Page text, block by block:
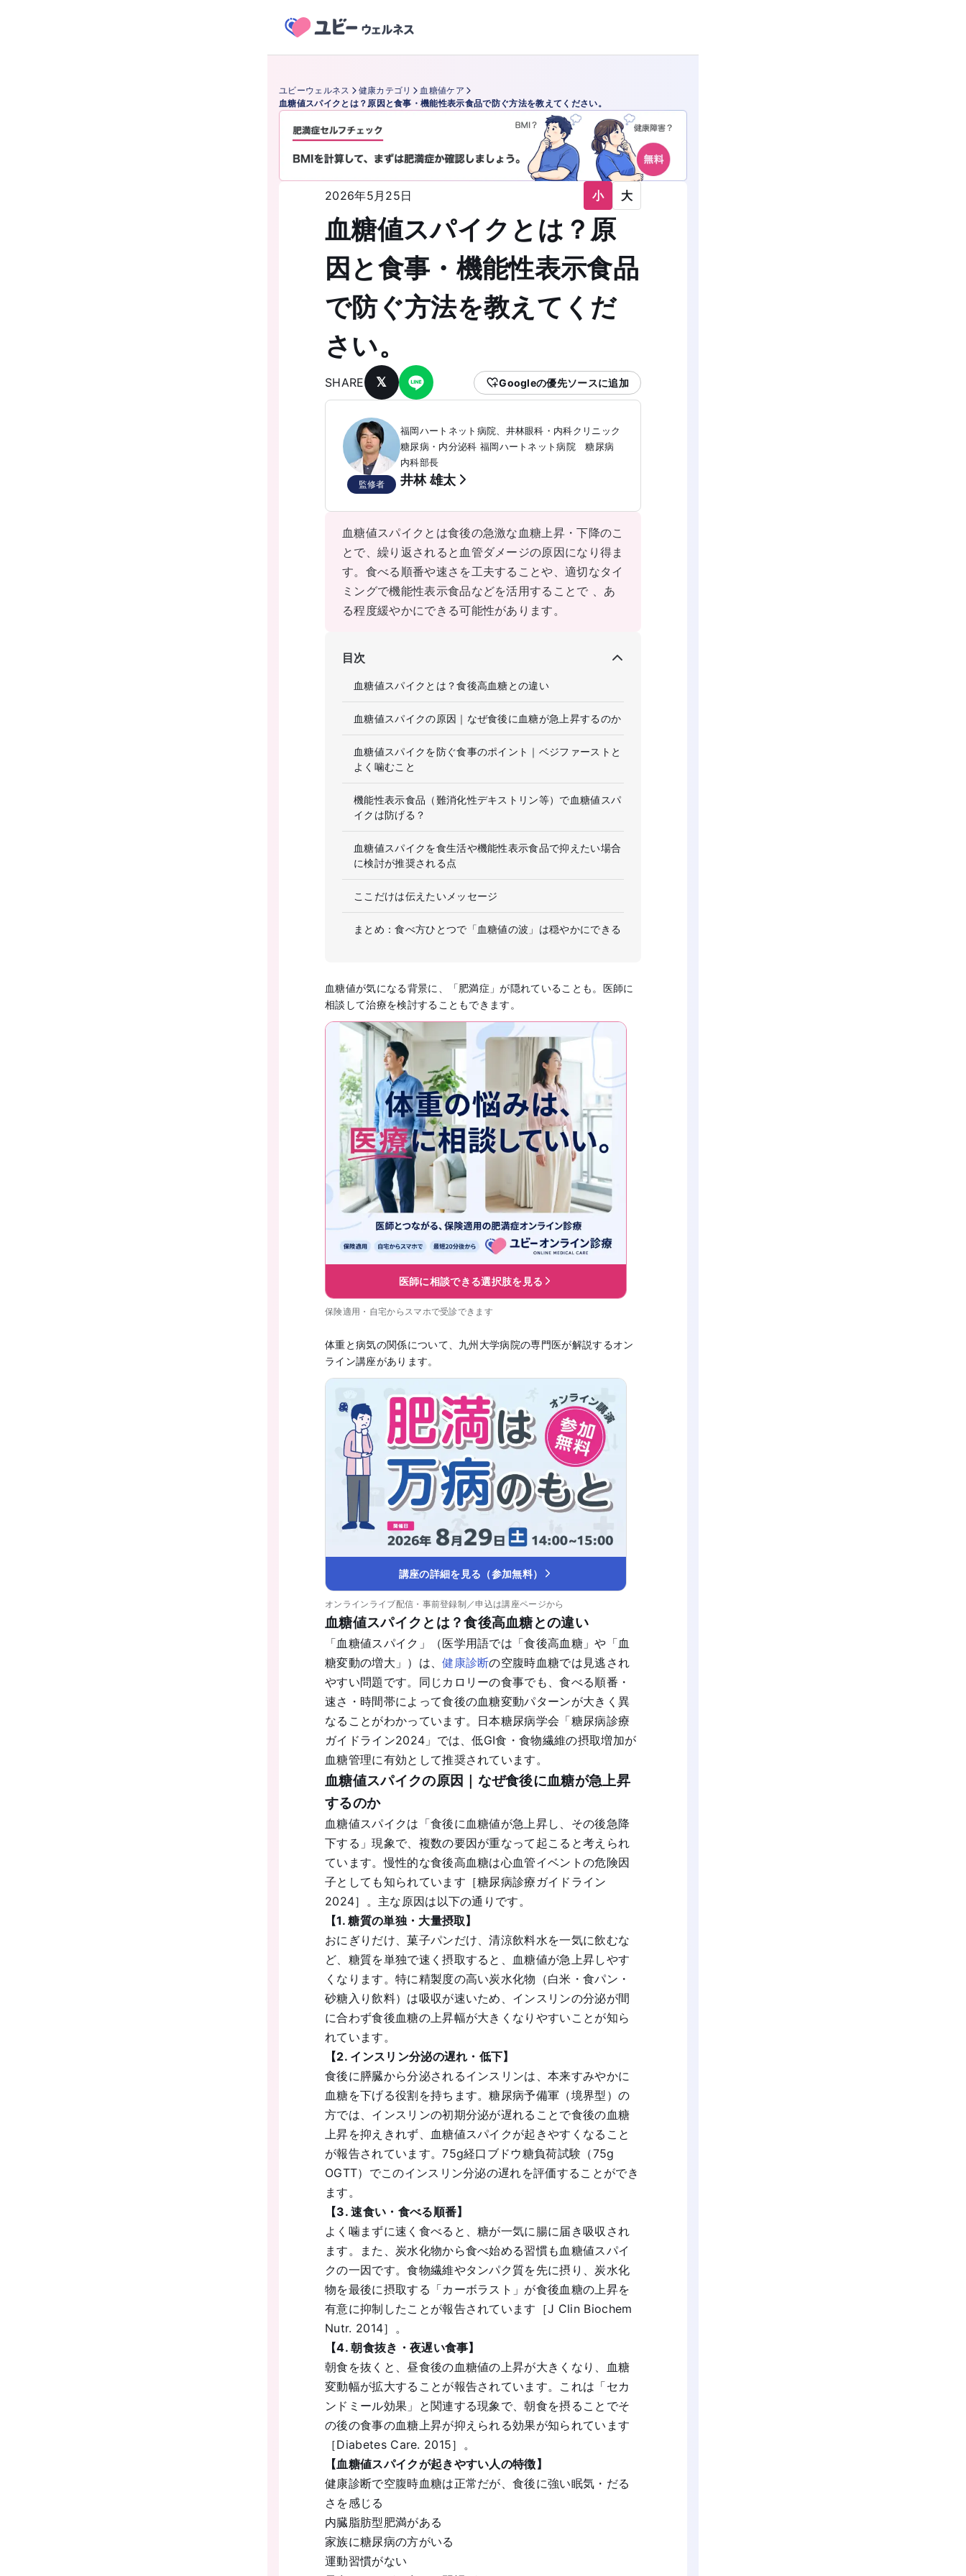
ユビーウェルネス 健康カテゴリ
血糖値ケア
血糖値スパイクとは？原因と食事・機能性表示食品で防ぐ方法を教えてください。
2026年5月25日 小 大
血糖値スパイクとは？原
因と食事・機能性表示食品
で防ぐ方法を教えてくだ
さい。
SHARE 𝕏 Googleの優先ソースに追加
監修者
福岡ハートネット病院、井林眼科・内科クリニック
糖尿病・内分泌科 福岡ハートネット病院 糖尿病
内科部長
井林 雄太
血糖値スパイクとは食後の急激な血糖上昇・下降のこ
とで、繰り返されると血管ダメージの原因になり得ま
す。食べる順番や速さを工夫することや、適切なタイ
ミングで機能性表示食品などを活用することで 、あ
る程度緩やかにできる可能性があります。
目次
血糖値スパイクとは？食後高血糖との違い
血糖値スパイクの原因｜なぜ食後に血糖が急上昇するのか
血糖値スパイクを防ぐ食事のポイント｜ベジファーストと
よく噛むこと
機能性表示食品（難消化性デキストリン等）で血糖値スパ
イクは防げる？
血糖値スパイクを食生活や機能性表示食品で抑えたい場合
に検討が推奨される点
ここだけは伝えたいメッセージ
まとめ：食べ方ひとつで「血糖値の波」は穏やかにできる
血糖値が気になる背景に、「肥満症」が隠れていることも。医師に
相談して治療を検討することもできます。
医師に相談できる選択肢を見る
保険適用・自宅からスマホで受診できます
体重と病気の関係について、九州大学病院の専門医が解説するオン
ライン講座があります。
講座の詳細を見る（参加無料）
オンラインライブ配信・事前登録制／申込は講座ページから
血糖値スパイクとは？食後高血糖との違い
「血糖値スパイク」（医学用語では「食後高血糖」や「血
糖変動の増大」）は、健康診断の空腹時血糖では見逃され
やすい問題です。同じカロリーの食事でも、食べる順番・
速さ・時間帯によって食後の血糖変動パターンが大きく異
なることがわかっています。日本糖尿病学会「糖尿病診療
ガイドライン2024」では、低GI食・食物繊維の摂取増加が
血糖管理に有効として推奨されています。
血糖値スパイクの原因｜なぜ食後に血糖が急上昇
するのか
血糖値スパイクは「食後に血糖値が急上昇し、その後急降
下する」現象で、複数の要因が重なって起こると考えられ
ています。慢性的な食後高血糖は心血管イベントの危険因
子としても知られています［糖尿病診療ガイドライン
2024］。主な原因は以下の通りです。
【1. 糖質の単独・大量摂取】
おにぎりだけ、菓子パンだけ、清涼飲料水を一気に飲むな
ど、糖質を単独で速く摂取すると、血糖値が急上昇しやす
くなります。特に精製度の高い炭水化物（白米・食パン・
砂糖入り飲料）は吸収が速いため、インスリンの分泌が間
に合わず食後血糖の上昇幅が大きくなりやすいことが知ら
れています。
【2. インスリン分泌の遅れ・低下】
食後に膵臓から分泌されるインスリンは、本来すみやかに
血糖を下げる役割を持ちます。糖尿病予備軍（境界型）の
方では、インスリンの初期分泌が遅れることで食後の血糖
上昇を抑えきれず、血糖値スパイクが起きやすくなること
が報告されています。75g経口ブドウ糖負荷試験（75g
OGTT）でこのインスリン分泌の遅れを評価することができ
ます。
【3. 速食い・食べる順番】
よく噛まずに速く食べると、糖が一気に腸に届き吸収され
ます。また、炭水化物から食べ始める習慣も血糖値スパイ
クの一因です。食物繊維やタンパク質を先に摂り、炭水化
物を最後に摂取する「カーボラスト」が食後血糖の上昇を
有意に抑制したことが報告されています［J Clin Biochem
Nutr. 2014］。
【4. 朝食抜き・夜遅い食事】
朝食を抜くと、昼食後の血糖値の上昇が大きくなり、血糖
変動幅が拡大することが報告されています。これは「セカ
ンドミール効果」と関連する現象で、朝食を摂ることでそ
の後の食事の血糖上昇が抑えられる効果が知られています
［Diabetes Care. 2015］。
【血糖値スパイクが起きやすい人の特徴】
健康診断で空腹時血糖は正常だが、食後に強い眠気・だる
さを感じる
内臓脂肪型肥満がある
家族に糖尿病の方がいる
運動習慣がない